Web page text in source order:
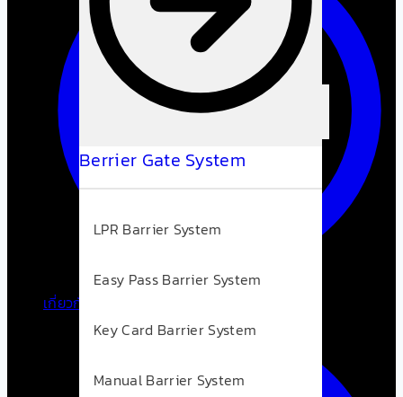
Berrier Gate System
LPR Barrier System
Easy Pass Barrier System
Key Card Barrier System
Manual Barrier System
เกี่ยวกับเรา